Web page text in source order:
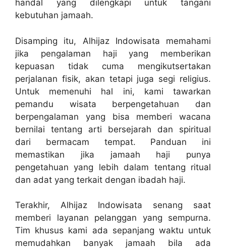
handal yang dilengkapi untuk tangani
kebutuhan jamaah.
Disamping itu, Alhijaz Indowisata memahami
jika pengalaman haji yang memberikan
kepuasan tidak cuma mengikutsertakan
perjalanan fisik, akan tetapi juga segi religius.
Untuk memenuhi hal ini, kami tawarkan
pemandu wisata berpengetahuan dan
berpengalaman yang bisa memberi wacana
bernilai tentang arti bersejarah dan spiritual
dari bermacam tempat. Panduan ini
memastikan jika jamaah haji punya
pengetahuan yang lebih dalam tentang ritual
dan adat yang terkait dengan ibadah haji.
Terakhir, Alhijaz Indowisata senang saat
memberi layanan pelanggan yang sempurna.
Tim khusus kami ada sepanjang waktu untuk
memudahkan banyak jamaah bila ada